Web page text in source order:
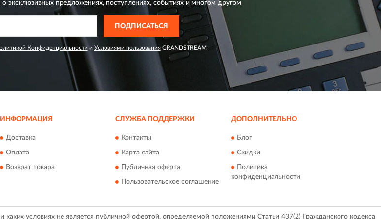
эксклюзивных предложениях,поступлениях, событиях и многом другом
ПОДПИСАТЬСЯ
Конфиденциальности и Условиями пользованияGRANDSTREAM
ИНФОРМАЦИЯ
Доставка
Оплата
Возврат товара
СЛУЖБА ПОДДЕРЖКИ
Контакты
Карта сайта
Публичная оферта
Пользовательское соглашение
ДОПОЛНИТЕЛЬНО
Блог
Скидки
Политика
конфиденциальности
условиях не является публичной офертой, определяемой положениями Статьи 437(2) Гражданского кодекса